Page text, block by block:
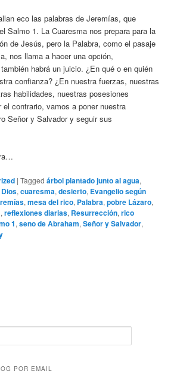
eco las palabras de Jeremías, que
Salmo 1. La Cuaresma nos prepara para la
de Jesús, pero la Palabra, como el pasaje
nos llama a hacer una opción,
habrá un juicio. ¿En qué o en quién
confianza? ¿En nuestra fuerzas, nuestras
habilidades, nuestras posesiones
el contrario, vamos a poner nuestra
Señor y Salvador y seguir sus
|Tagged árbol plantado junto al agua,
,cuaresma,desierto, Evangelio según
,mesa del rico, Palabra,pobre Lázaro,
,reflexiones diarias, Resurrección,rico
1,seno de Abraham,Señor y Salvador,
POR EMAIL